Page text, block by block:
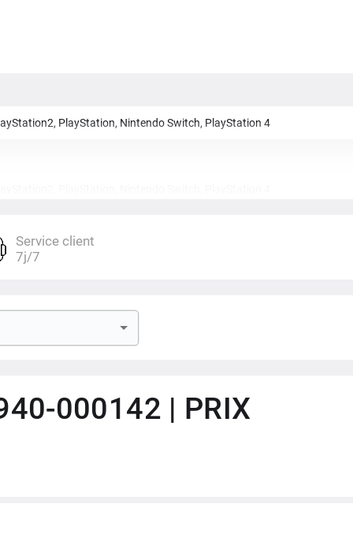
PlayStation, Nintendo Switch, PlayStation 4
Service client
7j/7
000142 | PRIX